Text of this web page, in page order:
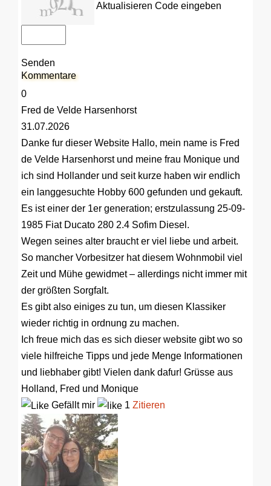
Aktualisieren Code eingeben
Senden
Kommentare
0
Fred de Velde Harsenhorst
31.07.2026
Danke fur dieser Website Hallo, mein name is Fred
de Velde Harsenhorst und meine frau Monique und
ich sind Hollander und seit kurze haben wir endlich
ein langgesuchte Hobby 600 gefunden und gekauft.
Es ist einer der 1er generation; erstzulassung 25-09-
1985 Fiat Ducato 280 2.4 Sofim Diesel.
Wegen seines alter braucht er viel liebe und arbeit.
So mancher Vorbesitzer hat diesem Wohnmobil viel
Zeit und Mühe gewidmet – allerdings nicht immer mit
der größten Sorgfalt.
Es gibt also einiges zu tun, um diesen Klassiker
wieder richtig in ordnung zu machen.
Ich freue mich das es sich dieser website gibt wo so
viele hilfreiche Tipps und jede Menge Informationen
und liebhaber gibt! Vielen dank dafur! Grüsse aus
Holland, Fred und Monique
Gefällt mir
1 Zitieren